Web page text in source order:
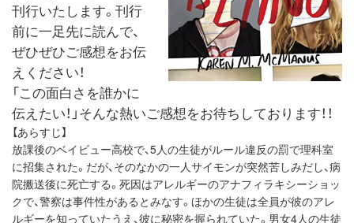
刊行いたします。刊行
前に一足先に読んで、
ぜひぜひご感想をお伝
えください！
「この面白さを誰かに
伝えたい！」そんな熱いご感想をお待ちしております！！
【あらすじ】
放課後のベイビュー高校で、5人の生徒がルール違反の罰で理科室
に招集された。だが、そのなかの一人サイモンが突然苦しみだし、病
院搬送後に死亡する。死因はアレルギーのアナフィラキシーショッ
クで、警察は事件性があるとみなす。ほかの生徒は全員が彼のアレ
ルギーを知っていたうえ、彼に秘密を握られていた。男女4人の生徒